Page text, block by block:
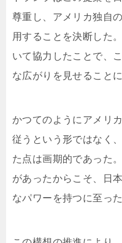
尊重し、アメリカ独自
用することを決断した
いて協力したことで、
な広がりを見せること
かつてのようにアメリ
従うという形ではなく
た点は画期的であった
があったからこそ、日
なパワーを持つに至った